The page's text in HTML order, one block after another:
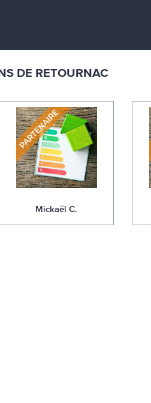
DE RETOURNAC
Mickaël C.